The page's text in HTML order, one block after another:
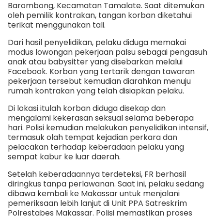
Barombong, Kecamatan Tamalate. Saat ditemukan
oleh pemilik kontrakan, tangan korban diketahui
terikat menggunakan tali.
Dari hasil penyelidikan, pelaku diduga memakai
modus lowongan pekerjaan palsu sebagai pengasuh
anak atau babysitter yang disebarkan melalui
Facebook. Korban yang tertarik dengan tawaran
pekerjaan tersebut kemudian diarahkan menuju
rumah kontrakan yang telah disiapkan pelaku.
Di lokasi itulah korban diduga disekap dan
mengalami kekerasan seksual selama beberapa
hari. Polisi kemudian melakukan penyelidikan intensif,
termasuk olah tempat kejadian perkara dan
pelacakan terhadap keberadaan pelaku yang
sempat kabur ke luar daerah.
Setelah keberadaannya terdeteksi, FR berhasil
diringkus tanpa perlawanan. Saat ini, pelaku sedang
dibawa kembali ke Makassar untuk menjalani
pemeriksaan lebih lanjut di Unit PPA Satreskrim
Polrestabes Makassar. Polisi memastikan proses